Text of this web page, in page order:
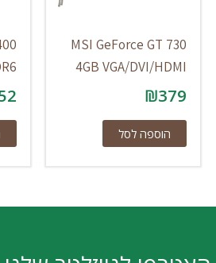
MSI GeForce GT 730
4GB VGA/DVI/HDMI
₪379
הוספה לסל